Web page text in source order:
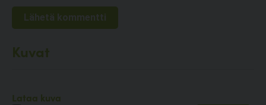
Kuvat
Lataa kuva